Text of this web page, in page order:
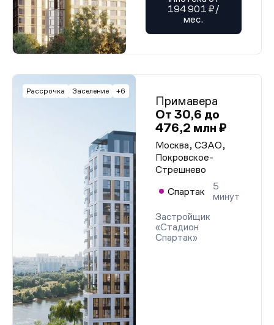
194 901 ₽/
мес.
Рассрочка Заселение +6
Примавера
От 30,6 до
476,2 млн ₽
Москва, СЗАО,
Покровское-
Стрешнево
Спартак
5
минут
Застройщик
«Стадион
Спартак»